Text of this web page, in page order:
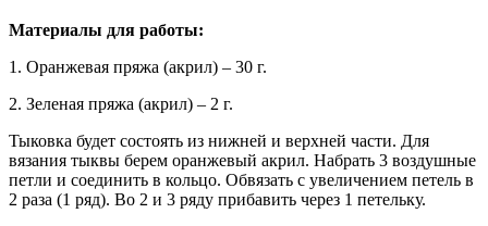
Материалы для работы:
1. Оранжевая пряжа (акрил) – 30 г.
2. Зеленая пряжа (акрил) – 2 г.
Тыковка будет состоять из нижней и верхней части. Для
вязания тыквы берем оранжевый акрил. Набрать 3 воздушные
петли и соединить в кольцо. Обвязать с увеличением петель в
2 раза (1 ряд). Во 2 и 3 ряду прибавить через 1 петельку.